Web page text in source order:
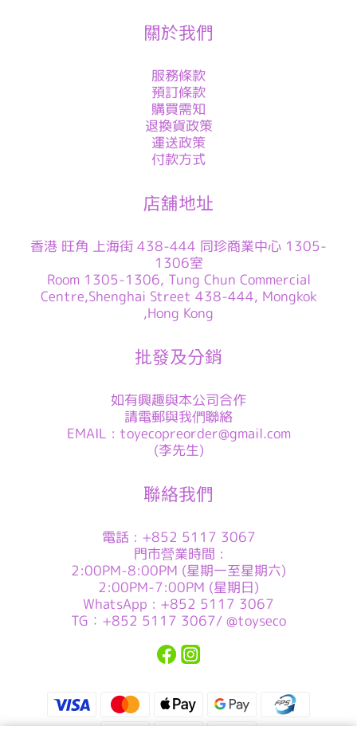
關於我們
服務條款
預訂條款
購買需知
退換貨政策
運送政策
付款方式
店舖地址
香港 旺角 上海街 438-444 同珍商業中心 1305-
1306室
Room 1305-1306, Tung Chun Commercial
Centre,Shenghai Street 438-444, Mongkok
,Hong Kong
批發及分銷
如有興趣與本公司合作
請電郵與我們聯絡
EMAIL : toyecopreorder@gmail.com
(李先生)
聯絡我們
電話 : +852 5117 3067
門市營業時間 :
2:00PM-8:00PM (星期一至星期六)
2:00PM-7:00PM (星期日)
WhatsApp : +852 5117 3067
TG：+852 5117 3067/ @toyseco